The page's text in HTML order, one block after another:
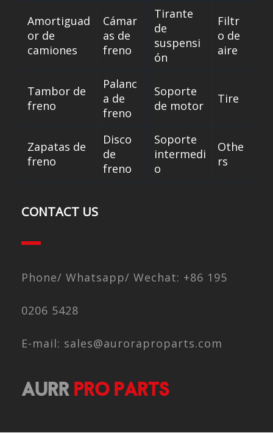
Amortiguad
or de
camiones
Cámar
as de
freno
Tirante
de
suspensi
ón
Filtr
o de
aire
Tambor de
freno
Palanc
a de
freno
Soporte
de motor
Tire
Zapatas de
freno
Disco
de
freno
Soporte
intermedi
o
Othe
rs
CONTACT US
Phone/ Whatsapp/ Wechat: +86 195
0206 5428
E-mail: sales@auroraproparts.com